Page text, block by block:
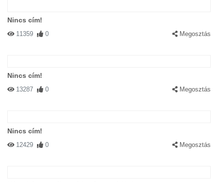
Nincs cím!
11359 0 Megosztás
Nincs cím!
13287 0 Megosztás
Nincs cím!
12429 0 Megosztás